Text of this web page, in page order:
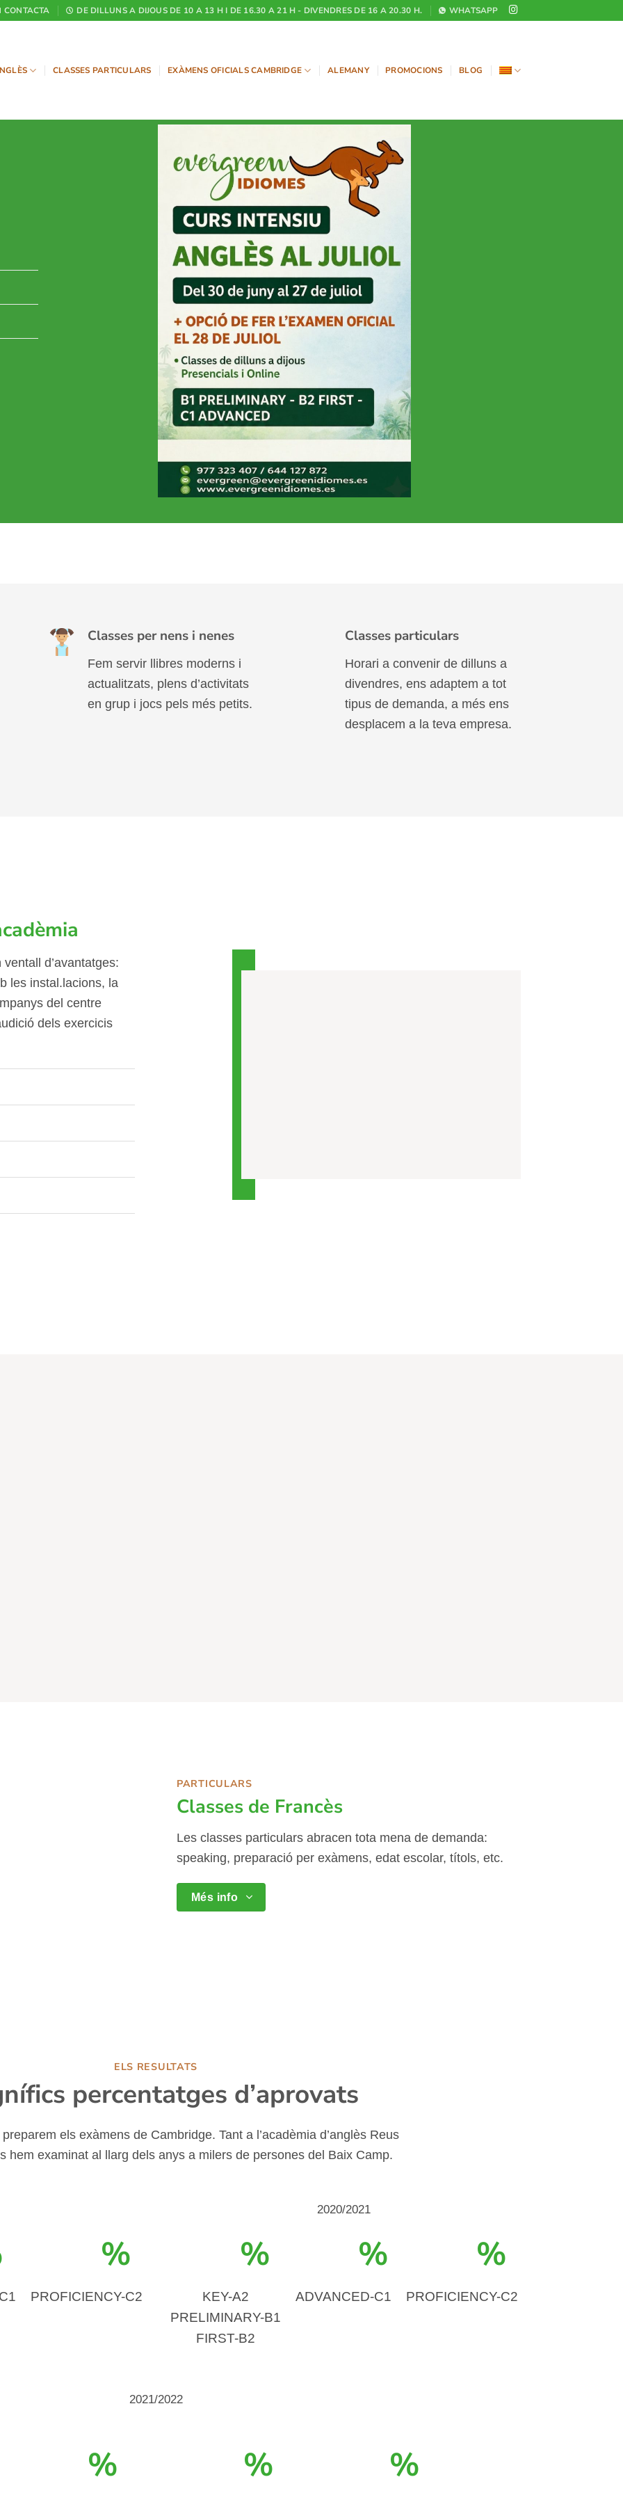
CONTACTA DE DILLUNS A DIJOUS DE 10 A 13 H I DE 16.30 A 21 H - DIVENDRES DE 16 A 20.30 H. WHATSAPP
CLASSES PARTICULARS EXÀMENS OFICIALS CAMBRIDGE ALEMANY PROMOCIONS BLOG
Classes per nens i nenes
Fem servir llibres moderns i
actualitzats, plens d’activitats
en grup i jocs pels més petits.
Classes particulars
Horari a convenir de dilluns a
divendres, ens adaptem a tot
tipus de demanda, a més ens
desplacem a la teva empresa.
d’avantatges:
les instal.lacions, la
del centre
dels exercicis
PARTICULARS
Classes de Francès
Les classes particulars abracen tota mena de demanda:
speaking, preparació per exàmens, edat escolar, títols, etc.
Més info
ELS RESULTATS
percentatges d’aprovats
els exàmens de Cambridge. Tant a l’acadèmia d’anglès Reus
hem examinat al llarg dels anys a milers de persones del Baix Camp.
%
PROFICIENCY-C2
2020/2021
%
KEY-A2
PRELIMINARY-B1
FIRST-B2
%
ADVANCED-C1
%
PROFICIENCY-C2
2021/2022
% % %